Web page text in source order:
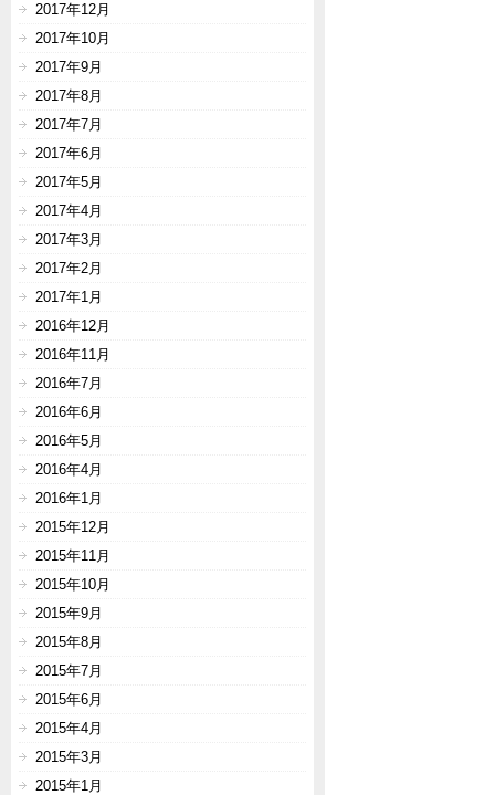
2017年12月
2017年10月
2017年9月
2017年8月
2017年7月
2017年6月
2017年5月
2017年4月
2017年3月
2017年2月
2017年1月
2016年12月
2016年11月
2016年7月
2016年6月
2016年5月
2016年4月
2016年1月
2015年12月
2015年11月
2015年10月
2015年9月
2015年8月
2015年7月
2015年6月
2015年4月
2015年3月
2015年1月